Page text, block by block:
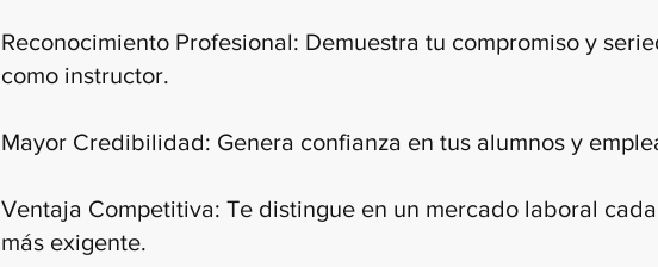
Reconocimiento Profesional: Demuestra tu compromiso y
como instructor.
Mayor Credibilidad: Genera confianza en tus alumnos y
Ventaja Competitiva: Te distingue en un mercado laboral
más exigente.